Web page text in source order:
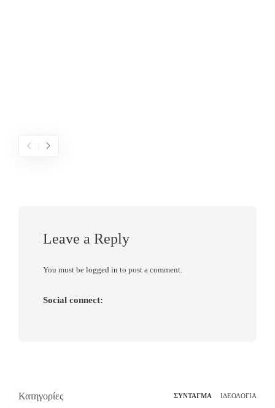
Leave a Reply
You must be logged in to post a comment.
Social connect:
Κατηγορίες ΣΥΝΤΑΓΜΑ ΙΔΕΟΛΟΓΙΑ